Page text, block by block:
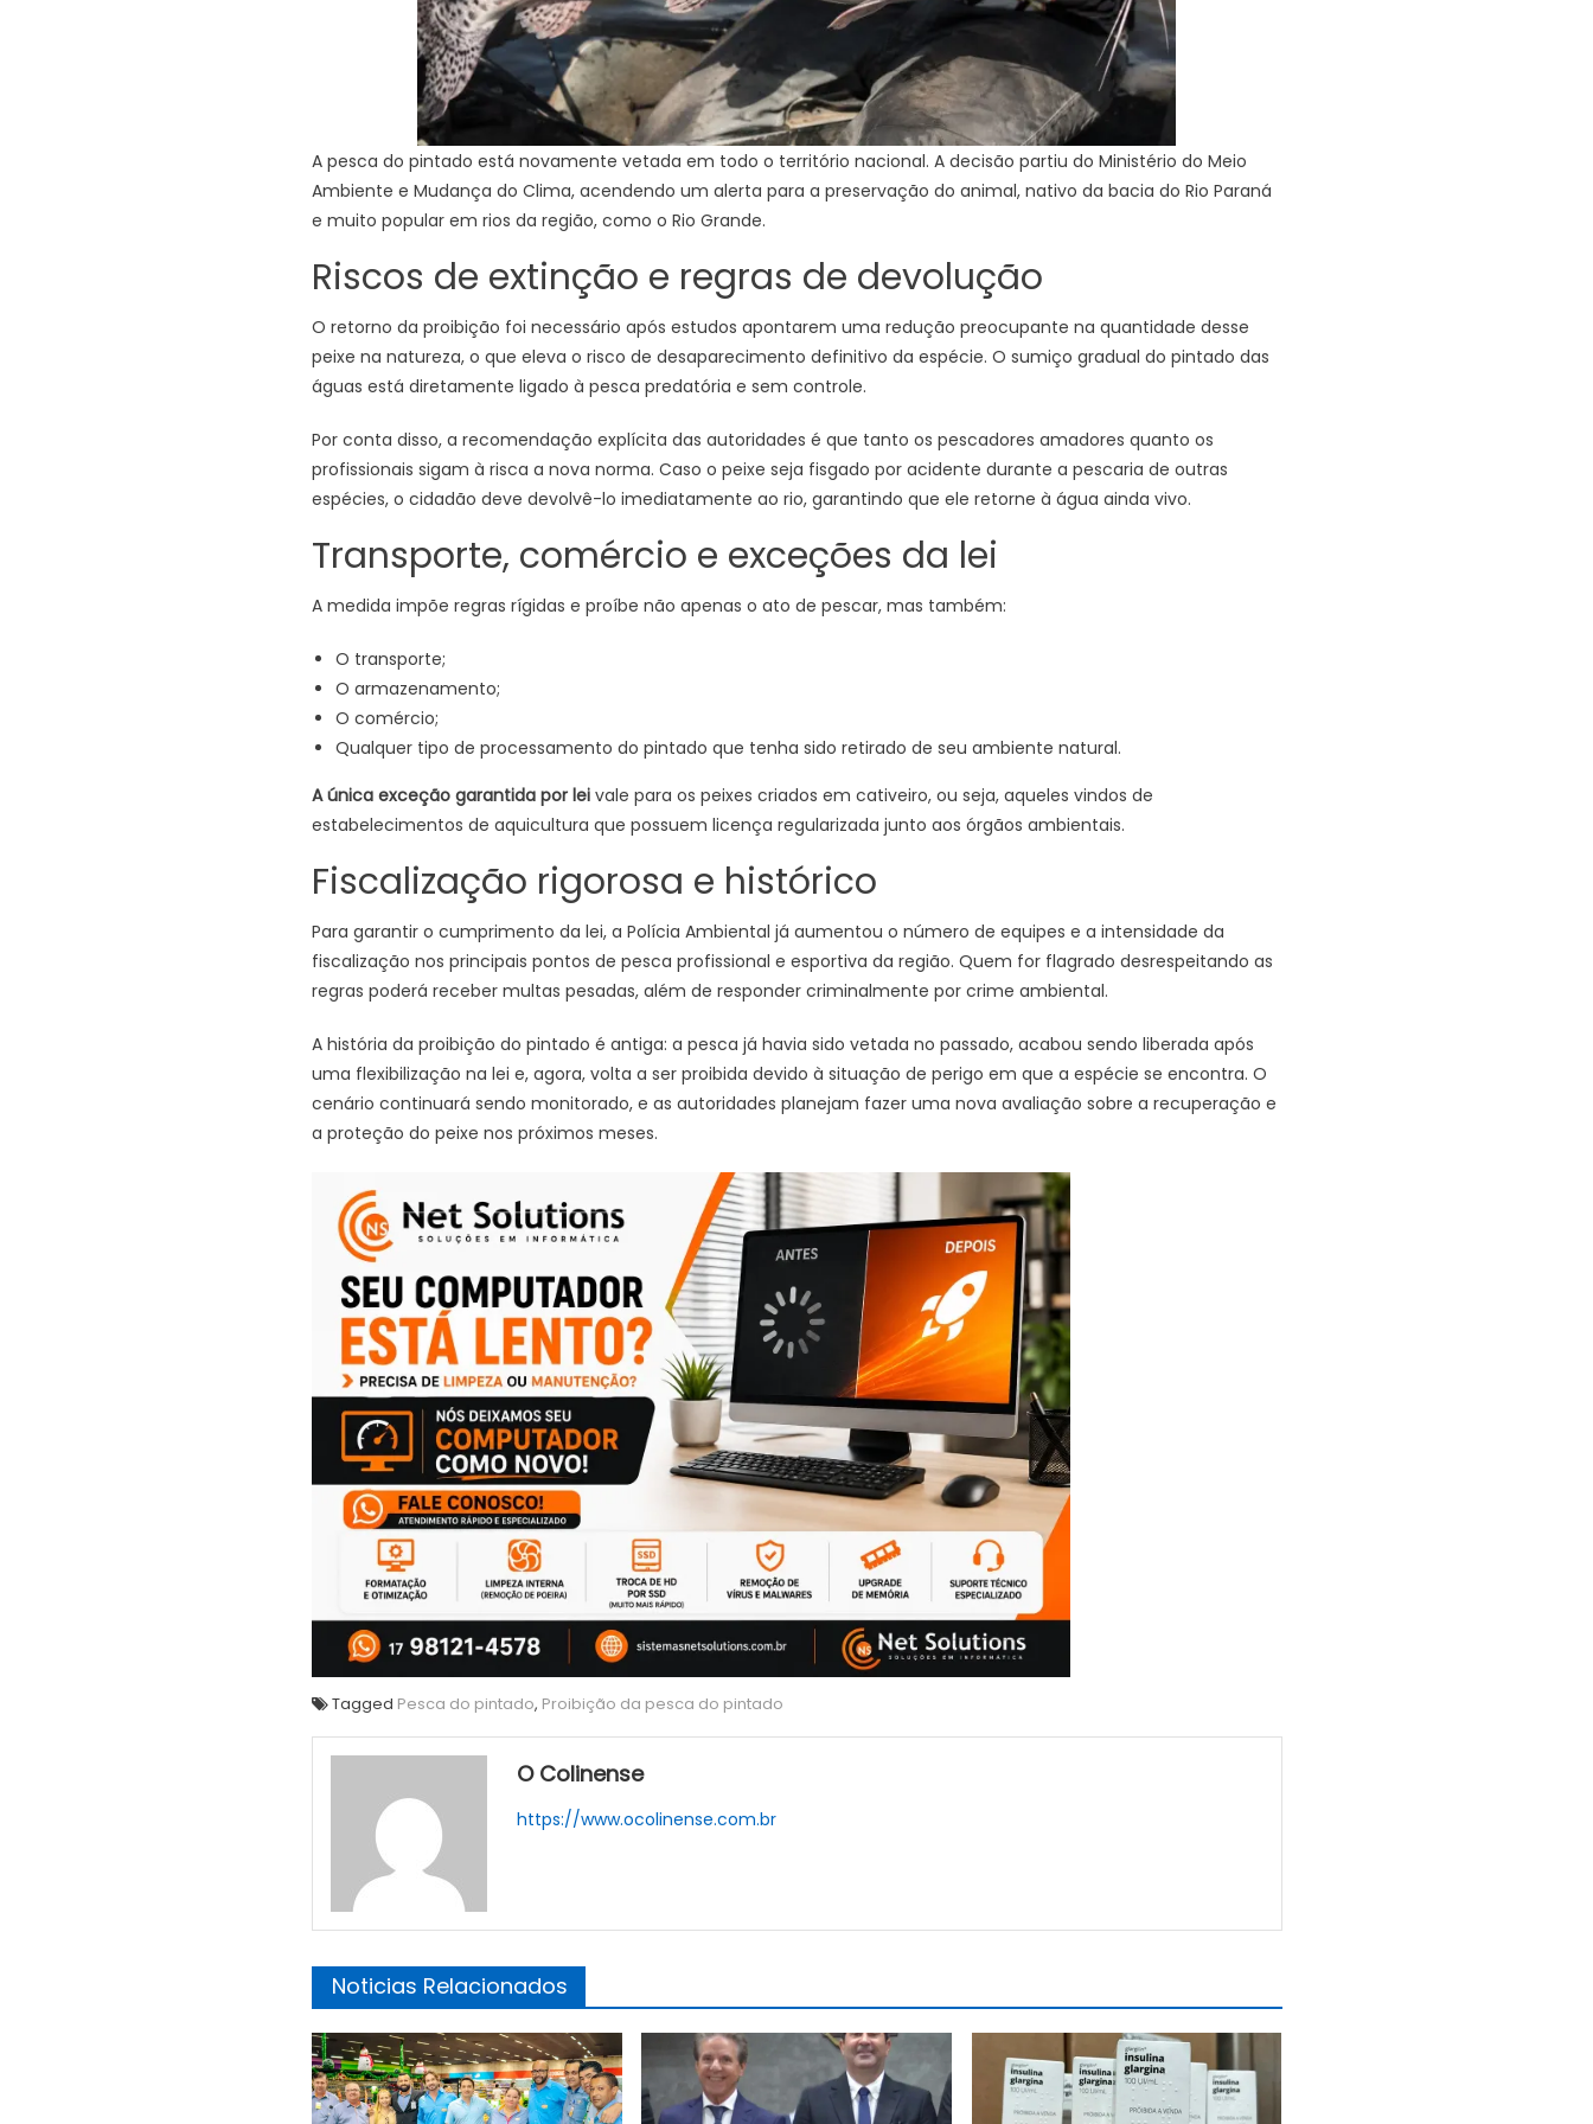
A pesca do pintado está novamente vetada em todo o território nacional. A decisão partiu do Ministério do Meio
Ambiente e Mudança do Clima, acendendo um alerta para a preservação do animal, nativo da bacia do Rio Paraná
e muito popular em rios da região, como o Rio Grande.
Riscos de extinção e regras de devolução
O retorno da proibição foi necessário após estudos apontarem uma redução preocupante na quantidade desse
peixe na natureza, o que eleva o risco de desaparecimento definitivo da espécie. O sumiço gradual do pintado das
águas está diretamente ligado à pesca predatória e sem controle.
Por conta disso, a recomendação explícita das autoridades é que tanto os pescadores amadores quanto os
profissionais sigam à risca a nova norma. Caso o peixe seja fisgado por acidente durante a pescaria de outras
espécies, o cidadão deve devolvê-lo imediatamente ao rio, garantindo que ele retorne à água ainda vivo.
Transporte, comércio e exceções da lei
A medida impõe regras rígidas e proíbe não apenas o ato de pescar, mas também:
O transporte;
O armazenamento;
O comércio;
Qualquer tipo de processamento do pintado que tenha sido retirado de seu ambiente natural.
A única exceção garantida por leivale para os peixes criados em cativeiro, ou seja, aqueles vindos de
estabelecimentos de aquicultura que possuem licença regularizada junto aos órgãos ambientais.
Fiscalização rigorosa e histórico
Para garantir o cumprimento da lei, a Polícia Ambiental já aumentou o número de equipes e a intensidade da
fiscalização nos principais pontos de pesca profissional e esportiva da região. Quem for flagrado desrespeitando as
regras poderá receber multas pesadas, além de responder criminalmente por crime ambiental.
A história da proibição do pintado é antiga: a pesca já havia sido vetada no passado, acabou sendo liberada após
uma flexibilização na lei e, agora, volta a ser proibida devido à situação de perigo em que a espécie se encontra. O
cenário continuará sendo monitorado, e as autoridades planejam fazer uma nova avaliação sobre a recuperação e
a proteção do peixe nos próximos meses.
Tagged Pesca do pintado, Proibição da pesca do pintado
O Colinense
https://www.ocolinense.com.br
Noticias Relacionados